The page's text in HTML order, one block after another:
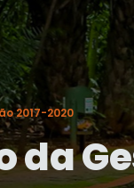
2017-2020
da